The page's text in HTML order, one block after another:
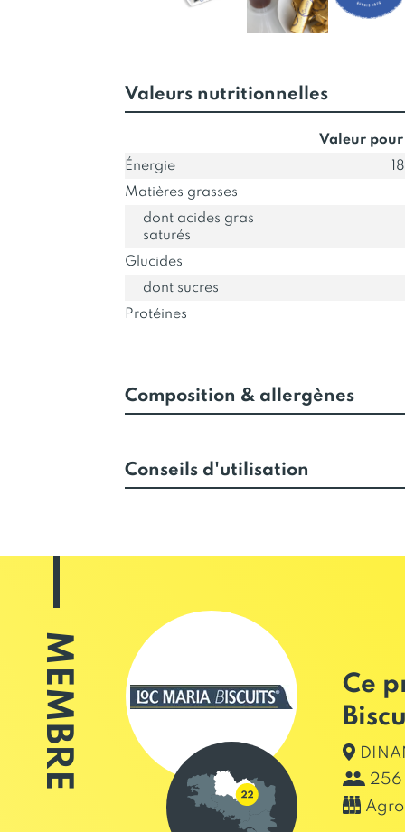
Valeurs nutritionnelles
Valeur pour
Énergie
Matières grasses
dont acides gras
saturés
Glucides
dont sucres
Protéines
Composition & allergènes
Conseils d'utilisation
MEMBRE
Ce
256